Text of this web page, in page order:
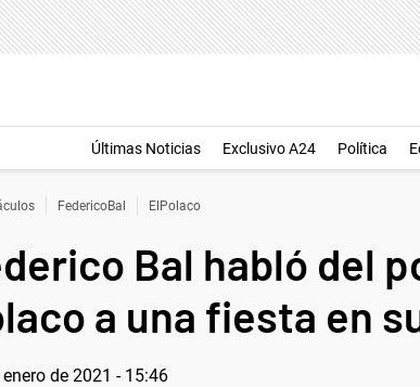
Últimas Noticias Exclusivo A24 Política
FedericoBal ElPolaco
Bal habló del
a una fiesta en
de 2021 - 15:46